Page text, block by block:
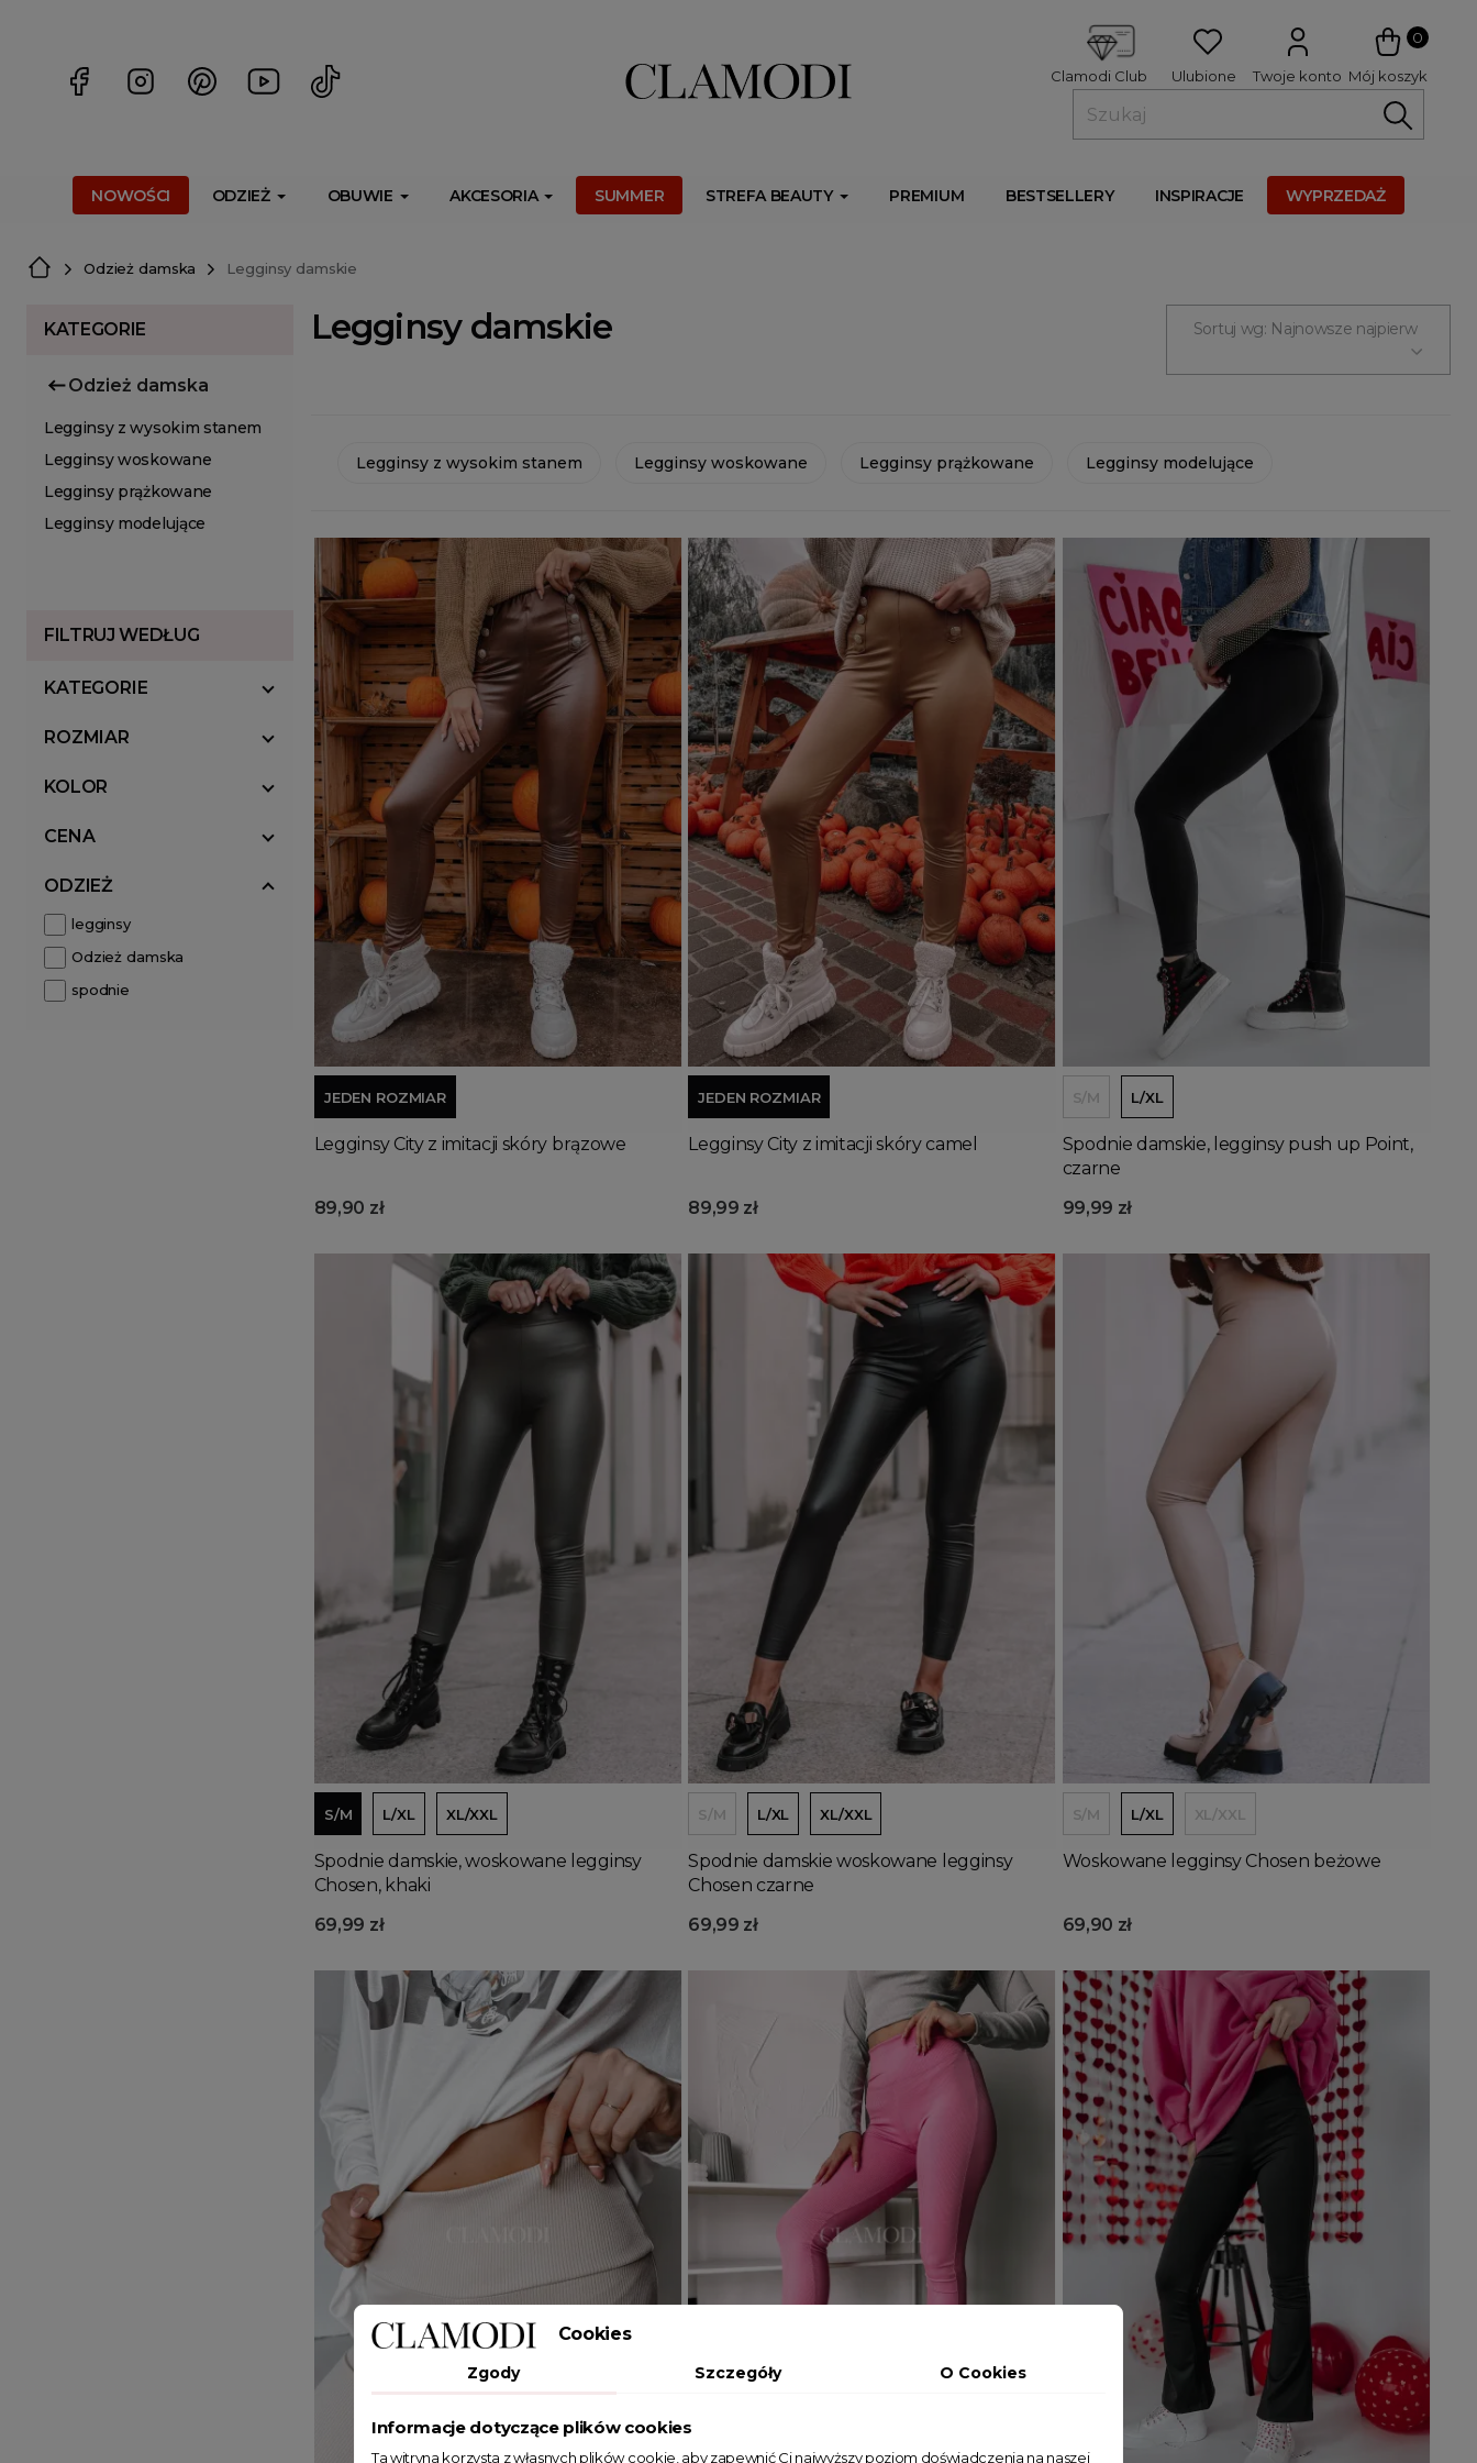
0
Mój koszyk
Twoje konto
Ulubione
Clamodi Club
NOWOŚCI ODZIEŻ OBUWIE AKCESORIA SUMMER STREFA BEAUTY PREMIUM BESTSELLERY INSPIRACJE WYPRZEDAŻ
Odzież damska Legginsy damskie
KATEGORIE
Odzież damska
Legginsy z wysokim stanem
Legginsy woskowane
Legginsy prążkowane
Legginsy modelujące
FILTRUJ WEDŁUG
KATEGORIE
ROZMIAR
KOLOR
CENA
ODZIEŻ
legginsy
Odzież damska
spodnie
Legginsy damskie Sortuj wg: Najnowsze najpierw
Legginsy z wysokim stanem Legginsy woskowane Legginsy prążkowane Legginsy modelujące
Dodaj do koszyka
JEDEN ROZMIAR
Legginsy City z imitacji skóry brązowe
89,90 zł
Dodaj do koszyka
JEDEN ROZMIAR
Legginsy City z imitacji skóry camel
89,99 zł
S/M L/XL
Spodnie damskie, legginsy push up Point,
czarne
99,99 zł
Dodaj do koszyka
S/M L/XL XL/XXL
Spodnie damskie, woskowane legginsy
Chosen, khaki
69,99 zł
Dodaj do koszyka
S/M L/XL XL/XXL
Spodnie damskie woskowane legginsy
Chosen czarne
69,99 zł
S/M L/XL XL/XXL
Woskowane legginsy Chosen beżowe
69,90 zł
Cookies
Zgody Szczegóły O Cookies
Informacje dotyczące plików cookies
Ta witryna korzysta z własnych plików cookie, aby zapewnić Ci najwyższy poziom doświadczenia na naszej